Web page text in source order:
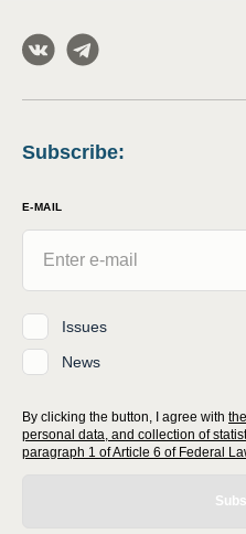
Subscribe:
E-MAIL
Issues
News
By clicking the button, I agree with
personal data, and collection of
paragraph 1 of Article 6 of Federal